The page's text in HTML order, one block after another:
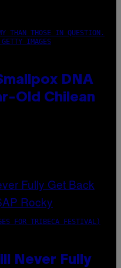
THAN THOSE IN QUESTION.
IMAGES
DNA
Old Chilean
FOR TRIBECA FESTIVAL)
Never Fully